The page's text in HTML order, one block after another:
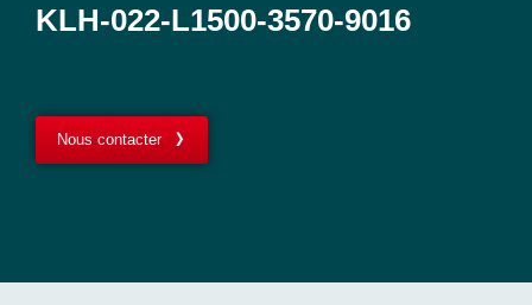
KLH-022-L1500-3570-9016
Nous contacter